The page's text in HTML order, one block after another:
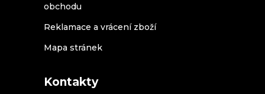
obchodu
Reklamace a vrácení zboží
Mapa stránek
Kontakty